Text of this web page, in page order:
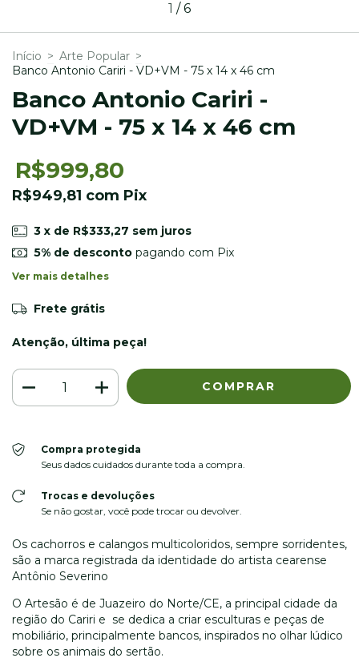
1 /6
Início > Arte Popular >
Banco Antonio Cariri - VD+VM - 75 x 14 x 46 cm
Banco Antonio Cariri -
VD+VM - 75 x 14 x 46 cm
R$999,80
R$949,81 com Pix
3 x de R$333,27 sem juros
5% de descontopagando com Pix
Ver mais detalhes
Frete grátis
Atenção, última peça!
Compra protegida
Seus dados cuidados durante toda a compra.
Trocas e devoluções
Se não gostar, você pode trocar ou devolver.
Os cachorros e calangos multicoloridos, sempre sorridentes,
são a marca registrada da identidade do artista cearense
Antônio Severino
O Artesão é de Juazeiro do Norte/CE, a principal cidade da
região do Cariri e se dedica a criar esculturas e peças de
mobiliário, principalmente bancos, inspirados no olhar lúdico
sobre os animais do sertão.